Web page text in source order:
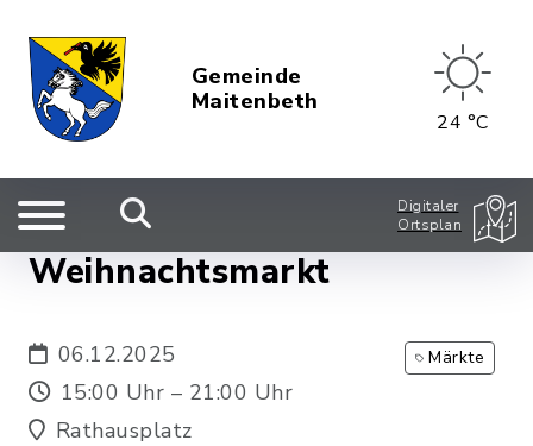
Gemeinde
Maitenbeth
24 °C
Digitaler
Ortsplan
Weihnachtsmarkt
06.12.2025
15:00 Uhr – 21:00 Uhr
Rathausplatz
Märkte